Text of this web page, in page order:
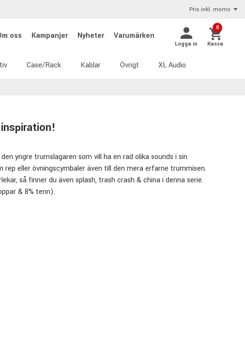
Pris inkl. moms
oss Kampanjer Nyheter Varumärken
Logga in
0
Kassa
Case/Rack Kablar Övrigt XL Audio
yngre trumslagaren som vill ha en rad olika sounds i sin
eller övningscymbaler även till den mera erfarne trummisen.
så finner du även splash, trash crash & china i denna serie.
& 8% tenn).